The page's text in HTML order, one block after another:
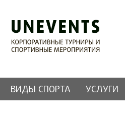
ВИДЫ СПОРТА УСЛУГИ